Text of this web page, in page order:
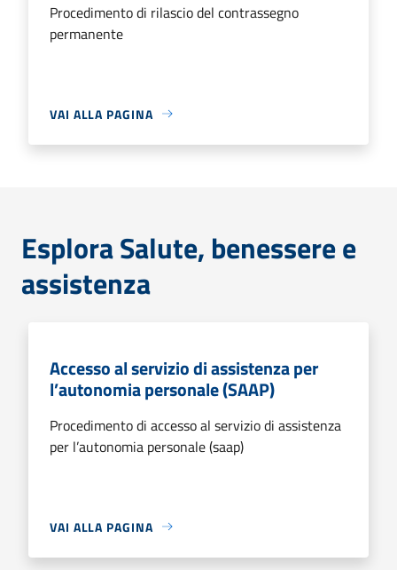
Procedimento di rilascio del contrassegno
permanente
VAI ALLA PAGINA
Esplora Salute, benessere e
assistenza
Accesso al servizio di assistenza per
l’autonomia personale (SAAP)
Procedimento di accesso al servizio di assistenza
per l’autonomia personale (saap)
VAI ALLA PAGINA